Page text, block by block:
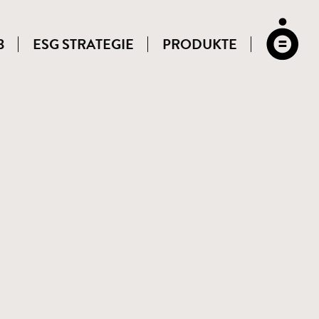
ESG STRATEGIE PRODUKTE